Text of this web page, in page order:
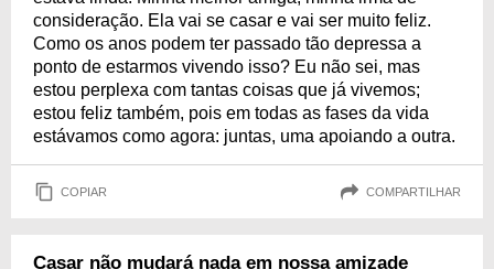
consideração. Ela vai se casar e vai ser muito feliz.
Como os anos podem ter passado tão depressa a
ponto de estarmos vivendo isso? Eu não sei, mas
estou perplexa com tantas coisas que já vivemos;
estou feliz também, pois em todas as fases da vida
estávamos como agora: juntas, uma apoiando a outra.
COPIAR COMPARTILHAR
Casar não mudará nada em nossa amizade